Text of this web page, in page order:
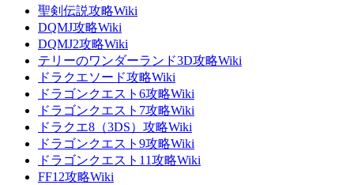
聖剣伝説攻略Wiki
DQMJ攻略Wiki
DQMJ2攻略Wiki
テリーのワンダーランド3D攻略Wiki
ドラクエソード攻略Wiki
ドラゴンクエスト6攻略Wiki
ドラゴンクエスト7攻略Wiki
ドラクエ8（3DS）攻略Wiki
ドラゴンクエスト9攻略Wiki
ドラゴンクエスト11攻略Wiki
FF12攻略Wiki